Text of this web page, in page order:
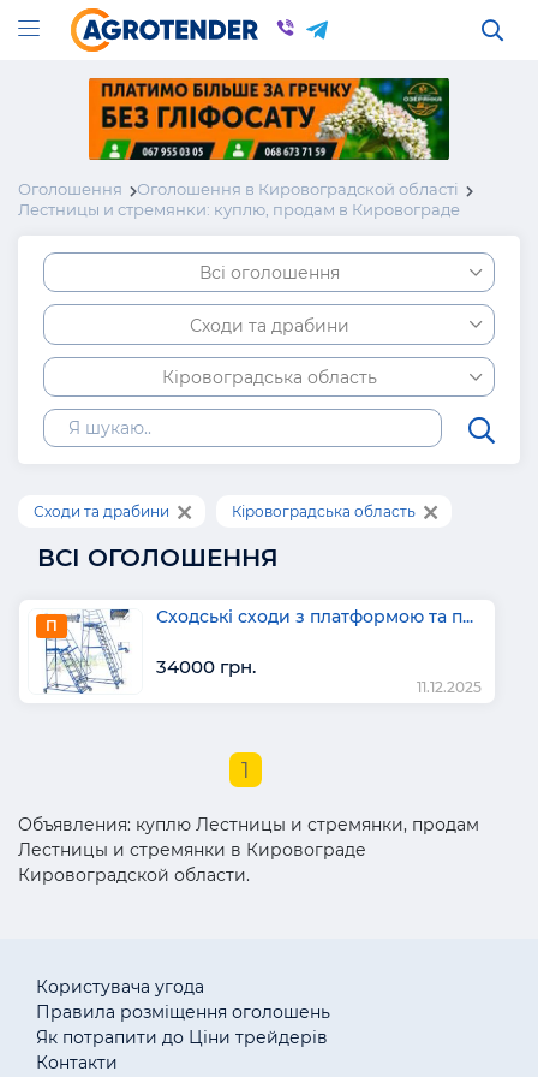
Оголошення
Оголошення в Кировоградской області
Лестницы и стремянки: куплю, продам в Кировограде
Всі оголошення
Сходи та драбини
Кіровоградська область
Сходи та драбини Кіровоградська область
ВСІ ОГОЛОШЕННЯ
П Сходські сходи з платформою та п...
34000 грн.
11.12.2025
1
Объявления: куплю Лестницы и стремянки, продам
Лестницы и стремянки в Кировограде
Кировоградской области.
Користувача угода
Правила розміщення оголошень
Як потрапити до Ціни трейдерів
Контакти